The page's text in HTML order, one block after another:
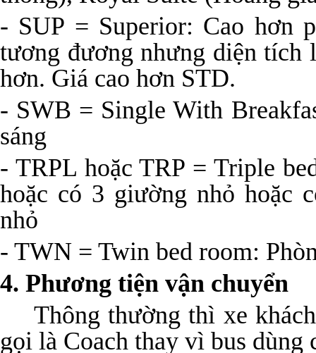
- SUP = Superior: Cao hơn
tương đương nhưng diện tích
hơn. Giá cao hơn STD.
- SWB = Single With
sáng
- TRPL hoặc TRP = Triple
hoặc có 3 giường nhỏ hoặc
nhỏ
- TWN = Twin bed room:
4. Phương tiện vận chuyển
Thông thường thì xe
gọi là Coach thay vì bus dùng